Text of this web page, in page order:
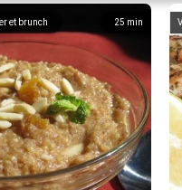
25 min
et brunch